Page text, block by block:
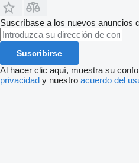
Suscríbase a los nuevos anuncios
Suscribirse
Al hacer clic aquí, muestra su
privacidad y nuestro acuerdo del